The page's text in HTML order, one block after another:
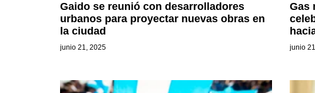
Gaido se reunió con desarrolladores
urbanos para proyectar nuevas obras en
la ciudad
junio 21, 2025
Gas
junio